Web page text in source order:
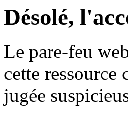
Désolé,
Le pare-feu
cette ressource
jugée